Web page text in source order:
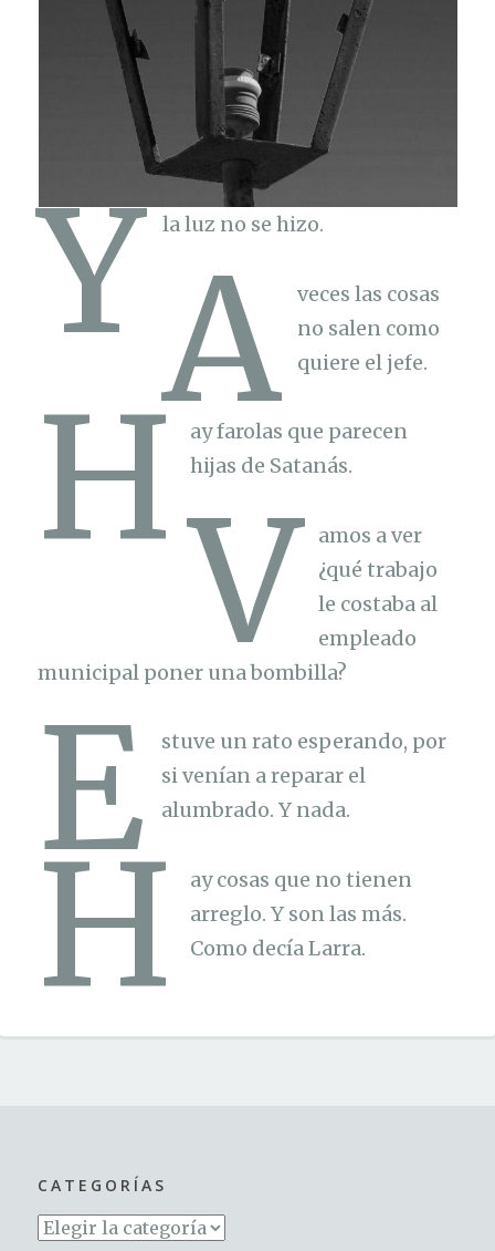
Y la luz no se hizo.
A
veces las cosas
no salen como
quiere el jefe.
H
ay farolas que parecen
hijas de Satanás.
V
amos a ver
¿qué trabajo
le costaba al
empleado
municipal poner una bombilla?
E
stuve un rato esperando, por
si venían a reparar el
alumbrado. Y nada.
H
ay cosas que no tienen
arreglo. Y son las más.
Como decía Larra.
CATEGORÍAS
Categorías